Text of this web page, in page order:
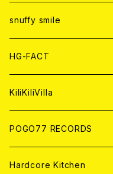
ANALOG
ANALOG
CD
ANALOG
CD
ANALOG
WORLD
CD
ANALOG
snuffy smile
HG-FACT
KiliKiliVilla
POGO77 RECORDS
Hardcore Kitchen